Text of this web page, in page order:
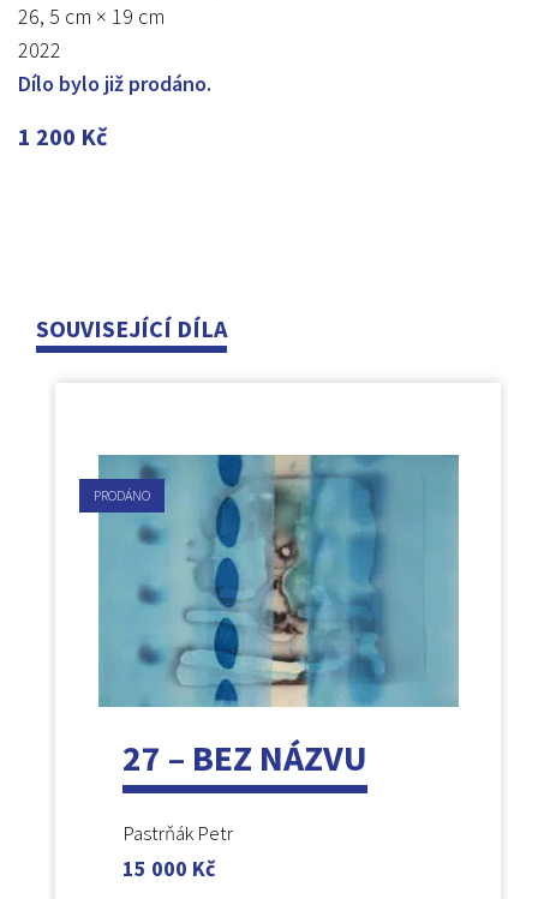
26, 5 cm × 19 cm
2022
Dílo bylo již prodáno.
1 200 Kč
SOUVISEJÍCÍ DÍLA
PRODÁNO
27 – BEZ NÁZVU
Pastrňák Petr
15 000 Kč